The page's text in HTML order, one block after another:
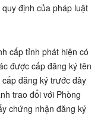
định của pháp luật
cấp tỉnh phát hiện có
được cấp đăng ký tên
đăng ký trước đây
trao đổi với Phòng
chứng nhận đăng ký